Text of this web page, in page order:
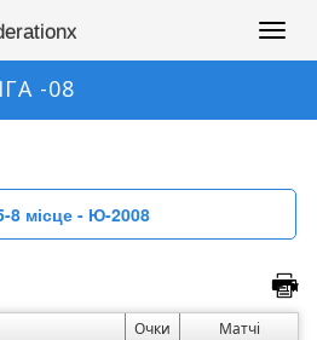
-08
8 місце - Ю-2008
Очки
Матчі